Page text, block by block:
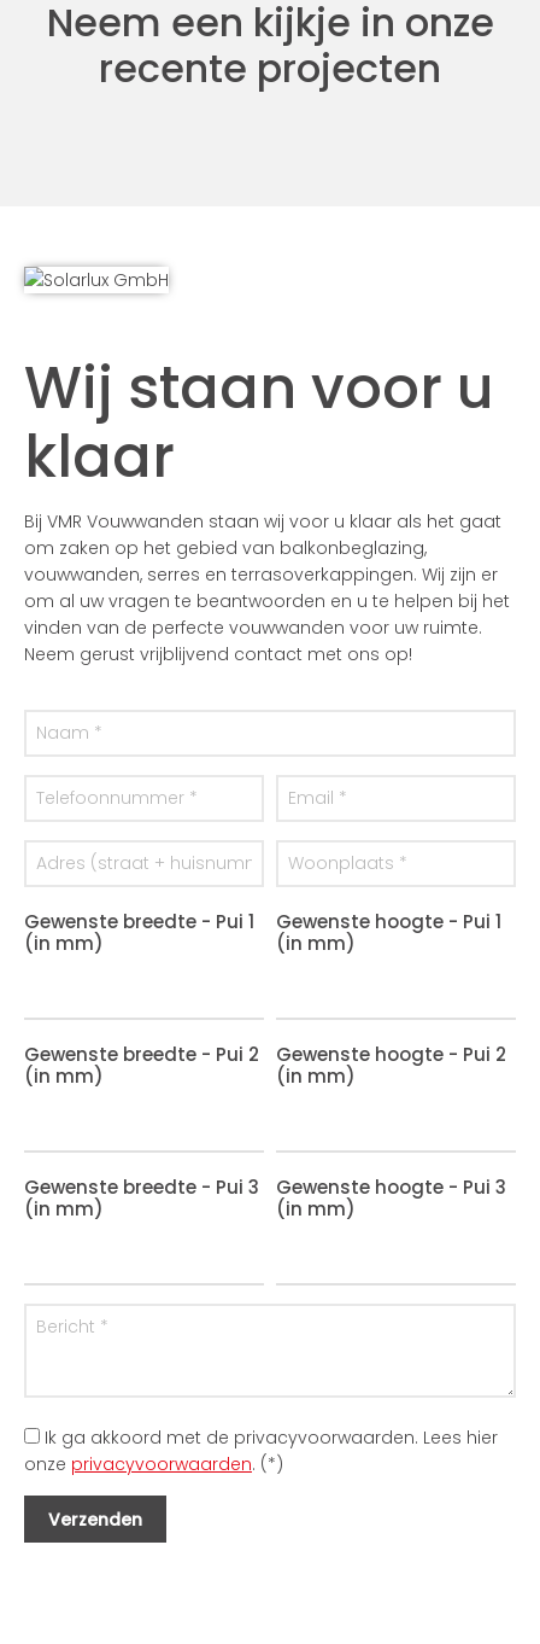
Neem een kijkje in onze
recente projecten
Wij staan voor u
klaar
Bij VMR Vouwwanden staan wij voor u klaar als het gaat
om zaken op het gebied van balkonbeglazing,
vouwwanden, serres en terrasoverkappingen. Wij zijn er
om al uw vragen te beantwoorden en u te helpen bij het
vinden van de perfecte vouwwanden voor uw ruimte.
Neem gerust vrijblijvend contact met ons op!
Gewenste breedte - Pui 1
(in mm)
Gewenste hoogte - Pui 1
(in mm)
Gewenste breedte - Pui 2
(in mm)
Gewenste hoogte - Pui 2
(in mm)
Gewenste breedte - Pui 3
(in mm)
Gewenste hoogte - Pui 3
(in mm)
Ik ga akkoord met de privacyvoorwaarden. Lees hier
onze privacyvoorwaarden. (*)